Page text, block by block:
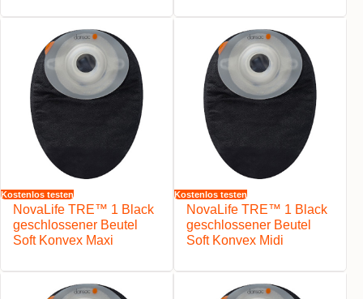
Kostenlos testen
NovaLife TRE™ 1 Black
geschlossener Beutel
Soft Konvex Maxi
Kostenlos testen
NovaLife TRE™ 1 Black
geschlossener Beutel
Soft Konvex Midi